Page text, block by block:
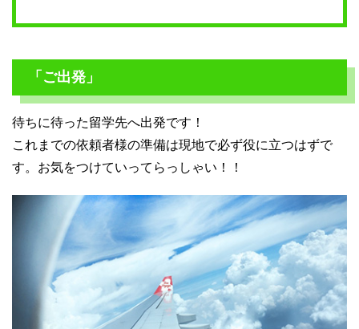
「ご出発」
待ちに待った留学先へ出発です！
これまでの依頼者様の準備は現地で必ず役に立つはずで
す。お気をつけていってらっしゃい！！